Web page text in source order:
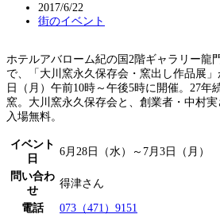
2017/6/22
街のイベント
ホテルアバローム紀の国2階ギャラリー龍
で、「大川窯永久保存会・窯出し作品展
日（月）午前10時～午後5時に開催。27年
窯。大川窯永久保存会と、創業者・中村実
入場無料。
イベント
日
6月28日（水）～7月3日（月）
問い合わ
せ
得津さん
電話 073（471）9151